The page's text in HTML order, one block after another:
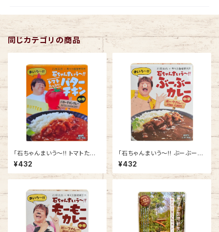
同じカテゴリの商品
「石ちゃんまいう～!! トマトたっ
ぷりバターチキン」中辛＜バター
チキンカレー＞
¥432
「石ちゃんまいう～!! ぶーぶーカ
レー」中辛＜ポークカレー＞
¥432